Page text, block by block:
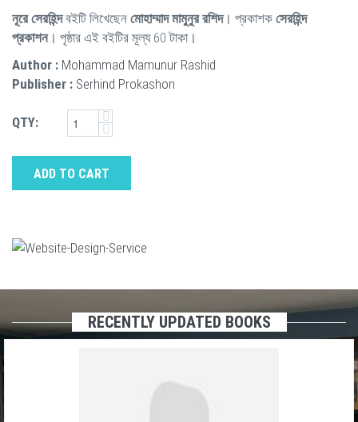
নূরে সেরহিন্দবইটি লিখেছেন মোহাম্মাদ মামুনুর রশিদ। প্রকাশক সেরহিন্দ
প্রকাশন। পৃষ্ঠার এই বইটির মূল্য 60 টাকা।
Author : Mohammad Mamunur Rashid
Publisher : Serhind Prokashon
QTY:
ADD TO CART
RECENTLY UPDATED BOOKS